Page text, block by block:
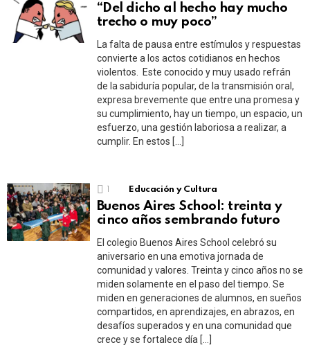
“Del dicho al hecho hay mucho
trecho o muy poco”
La falta de pausa entre estímulos y respuestas
convierte a los actos cotidianos en hechos
violentos. Este conocido y muy usado refrán
de la sabiduría popular, de la transmisión oral,
expresa brevemente que entre una promesa y
su cumplimiento, hay un tiempo, un espacio, un
esfuerzo, una gestión laboriosa a realizar, a
cumplir. En estos […]
1 Educación y Cultura
Buenos Aires School: treinta y
cinco años sembrando futuro
El colegio Buenos Aires School celebró su
aniversario en una emotiva jornada de
comunidad y valores. Treinta y cinco años no se
miden solamente en el paso del tiempo. Se
miden en generaciones de alumnos, en sueños
compartidos, en aprendizajes, en abrazos, en
desafíos superados y en una comunidad que
crece y se fortalece día […]